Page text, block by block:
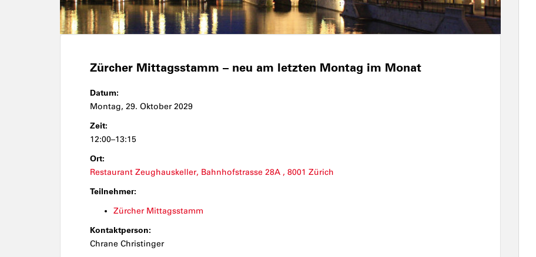
Zürcher Mittagsstamm – neu am letzten Montag im Monat
Datum:
Montag, 29. Oktober 2029
Zeit:
12:00–13:15
Ort:
Restaurant Zeughauskeller, Bahnhofstrasse 28A , 8001 Zürich
Teilnehmer:
Zürcher Mittagsstamm
Kontaktperson:
Chrane Christinger